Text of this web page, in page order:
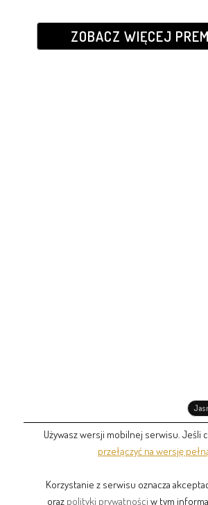
ZOBACZ WIĘCEJ
Używasz wersji mobilnej serwisu. Jeśli
przełączyć na wersję
Korzystanie z serwisu oznacza
oraz polityki prywatności w tym